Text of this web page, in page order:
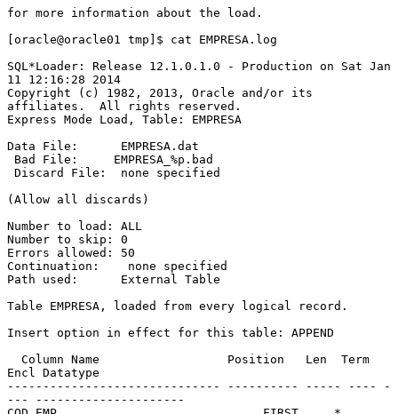
for more information about the load.
[oracle@oracle01 tmp]$ cat EMPRESA.log
SQL*Loader: Release 12.1.0.1.0 - Production on Sat Jan
11 12:16:28 2014
Copyright (c) 1982, 2013, Oracle and/or its
affiliates.  All rights reserved.
Express Mode Load, Table: EMPRESA
Data File:      EMPRESA.dat
Bad File:     EMPRESA_%p.bad
Discard File:  none specified
(Allow all discards)
Number to load: ALL
Number to skip: 0
Errors allowed: 50
Continuation:    none specified
Path used:      External Table
Table EMPRESA, loaded from every logical record.
Insert option in effect for this table: APPEND
Column Name                  Position   Len  Term
Encl Datatype
------------------------------ ---------- ----- ---- -
--- ---------------------